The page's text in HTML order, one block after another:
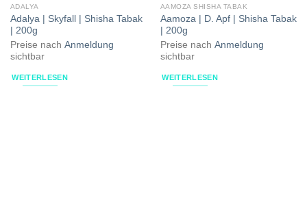
ADALYA
Adalya | Skyfall | Shisha Tabak
| 200g
Preise nach Anmeldung
sichtbar
WEITERLESEN
AAMOZA SHISHA TABAK
Aamoza | D. Apf | Shisha Tabak
| 200g
Preise nach Anmeldung
sichtbar
WEITERLESEN